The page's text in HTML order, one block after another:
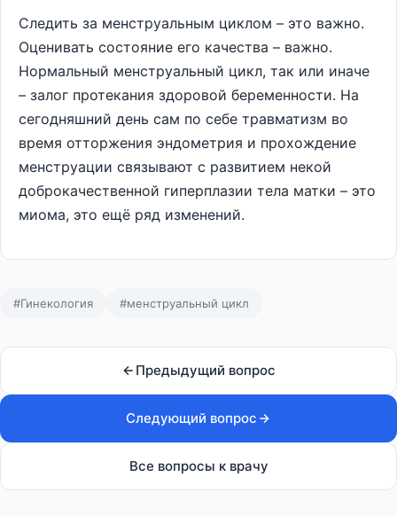
Следить за менструальным циклом – это важно.
Оценивать состояние его качества – важно.
Нормальный менструальный цикл, так или иначе
– залог протекания здоровой беременности. На
сегодняшний день сам по себе травматизм во
время отторжения эндометрия и прохождение
менструации связывают с развитием некой
доброкачественной гиперплазии тела матки – это
миома, это ещё ряд изменений.
#Гинекология #менструальный цикл
Предыдущий вопрос
Следующий вопрос
Все вопросы к врачу